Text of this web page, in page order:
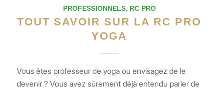
PROFESSIONNELS, RC PRO
TOUT SAVOIR SUR LA RC PRO
YOGA
Vous êtes professeur de yoga ou envisagez de le
devenir ? Vous avez sûrement déjà entendu parler de